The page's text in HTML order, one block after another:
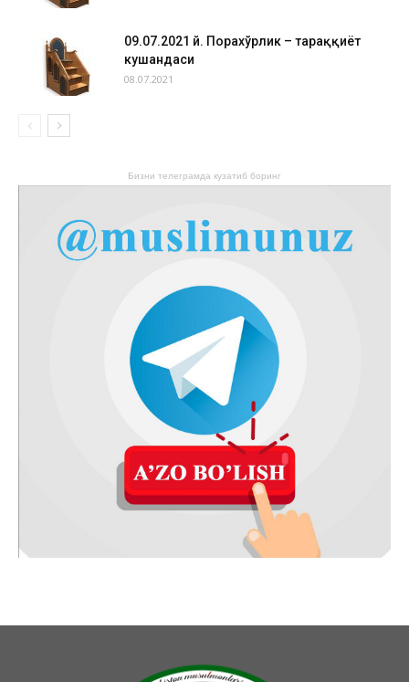
09.07.2021 й. Порахўрлик – тараққиёт
кушандаси
08.07.2021
Бизни телеграмда кузатиб боринг